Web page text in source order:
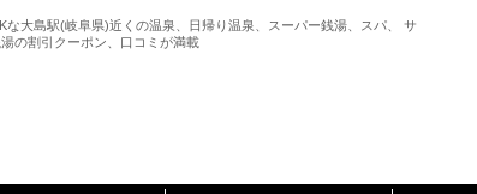
な大島駅(岐阜県)近くの温泉、日帰り温泉、スーパー銭湯、スパ、 サ
の割引クーポン、口コミが満載